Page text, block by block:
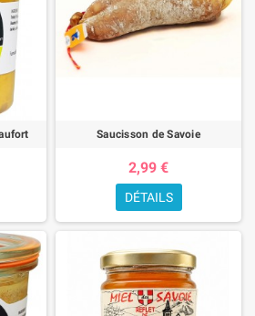
Saucisson de Savoie
2,99 €
DÉTAILS